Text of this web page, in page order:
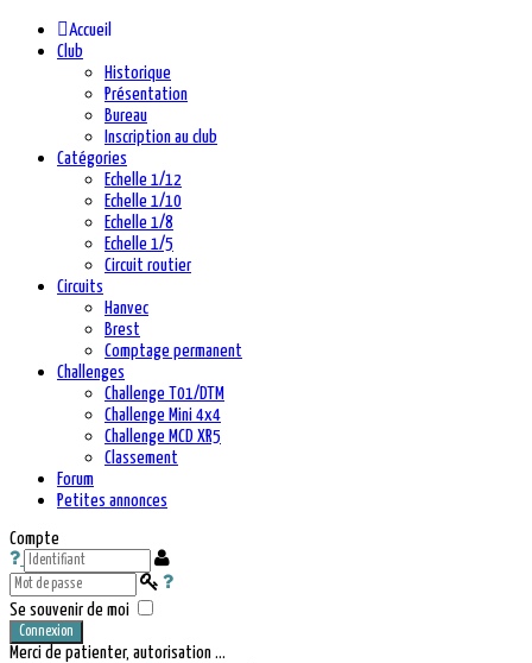
Accueil
Club
Historique
Présentation
Bureau
Inscription au club
Catégories
Echelle 1/12
Echelle 1/10
Echelle 1/8
Echelle 1/5
Circuit routier
Circuits
Hanvec
Brest
Comptage permanent
Challenges
Challenge T01/DTM
Challenge Mini 4x4
Challenge MCD XR5
Classement
Forum
Petites annonces
Compte
Se souvenir de moi
Connexion
Merci de patienter, autorisation ...
précédente
précédent
suivante
suivant